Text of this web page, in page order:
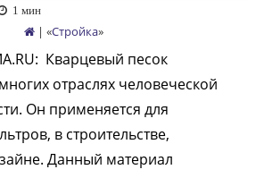
1 мин
| «Стройка»
Кварцевый песок
отраслях человеческой
Он применяется для
в строительстве,
Данный материал